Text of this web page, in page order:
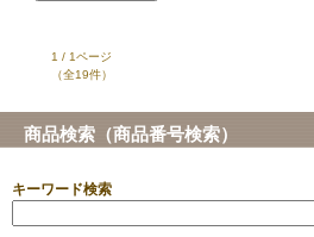
1 / 1ページ
（全19件）
商品検索（商品番号検索）
キーワード検索